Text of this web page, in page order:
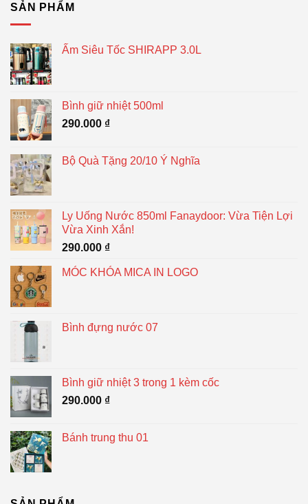
SẢN PHẨM
Ấm Siêu Tốc SHIRAPP 3.0L
Bình giữ nhiệt 500ml
290.000 ₫
Bộ Quà Tặng 20/10 Ý Nghĩa
Ly Uống Nước 850ml Fanaydoor: Vừa Tiện Lợi
Vừa Xinh Xắn!
290.000 ₫
MÓC KHÓA MICA IN LOGO
Bình đựng nước 07
Bình giữ nhiệt 3 trong 1 kèm cốc
290.000 ₫
Bánh trung thu 01